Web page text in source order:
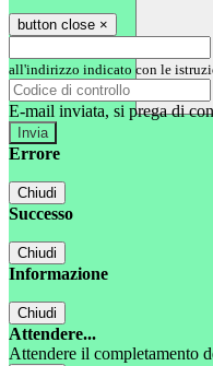
button close ×
all'indirizzo indicato con le
E-mail inviata, si prega di
Errore
Chiudi
Successo
Chiudi
Informazione
Chiudi
Attendere...
Attendere il completamento